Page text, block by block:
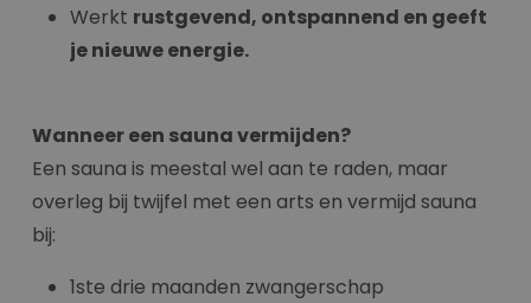
Werkt rustgevend, ontspannend en geeft
je nieuwe energie.
Wanneer een sauna vermijden?
Een sauna is meestal wel aan te raden, maar
overleg bij twijfel met een arts en vermijd sauna
bij:
1ste drie maanden zwangerschap